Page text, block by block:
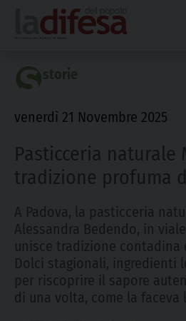
content
venerdì 21 Novembre 2025
Pasticceria naturale
tradizione profuma
A Padova, la pasticceria
Alessandra Bedendo, in
unisce tradizione
Dolci stagionali, ingredienti
per riscoprire il sapore
di una volta, come la faceva